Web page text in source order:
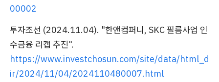
00002
투자조선 (2024.11.04). "한앤컴퍼니, SKC 필름사업 인
수금융 리캡 추진".
https://www.investchosun.com/site/data/html_d
ir/2024/11/04/2024110480007.html